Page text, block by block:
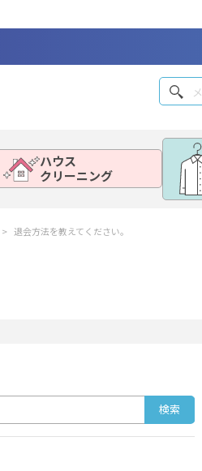
ハウス
クリーニング
退会方法を教えてください。